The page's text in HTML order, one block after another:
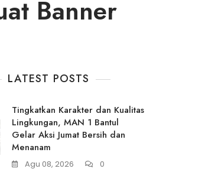
Banner
LATEST POSTS
Tingkatkan Karakter dan Kualitas
Lingkungan, MAN 1 Bantul
Gelar Aksi Jumat Bersih dan
Menanam
Agu 08, 2026 0